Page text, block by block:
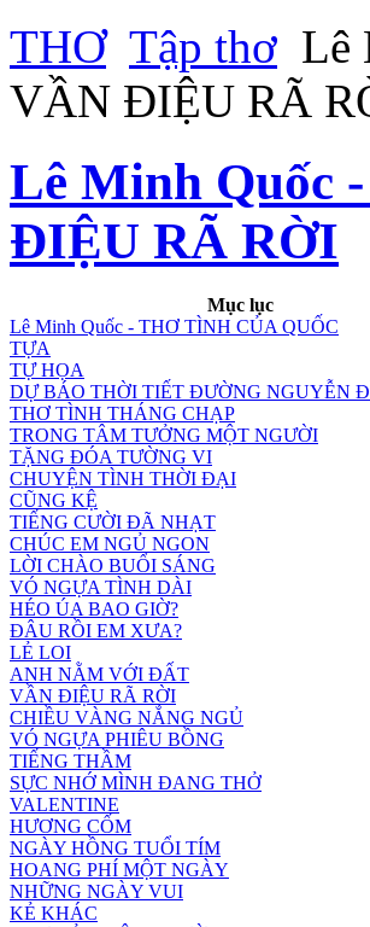
THƠ Tập thơ Lê
VẦN ĐIỆU RÃ
Lê Minh Quốc
ĐIỆU RÃ RỜI
Mục lục
Lê Minh Quốc - THƠ TÌNH CỦA QUỐC
TỰA
TỰ HỌA
DỰ BÁO THỜI TIẾT ĐƯỜNG NGUYỄN
THƠ TÌNH THÁNG CHẠP
TRONG TÂM TƯỞNG MỘT NGƯỜI
TẶNG ĐÓA TƯỜNG VI
CHUYỆN TÌNH THỜI ĐẠI
CŨNG KỆ
TIẾNG CƯỜI ĐÃ NHẠT
CHÚC EM NGỦ NGON
LỜI CHÀO BUỔI SÁNG
VÓ NGỰA TÌNH DÀI
HÉO ÚA BAO GIỜ?
ĐÂU RỒI EM XƯA?
LẺ LOI
ANH NẰM VỚI ĐẤT
VẦN ĐIỆU RÃ RỜI
CHIỀU VÀNG NẮNG NGỦ
VÓ NGỰA PHIÊU BỒNG
TIẾNG THẦM
SỰC NHỚ MÌNH ĐANG THỞ
VALENTINE
HƯƠNG CỐM
NGÀY HỒNG TUỔI TÍM
HOANG PHÍ MỘT NGÀY
NHỮNG NGÀY VUI
KẺ KHÁC